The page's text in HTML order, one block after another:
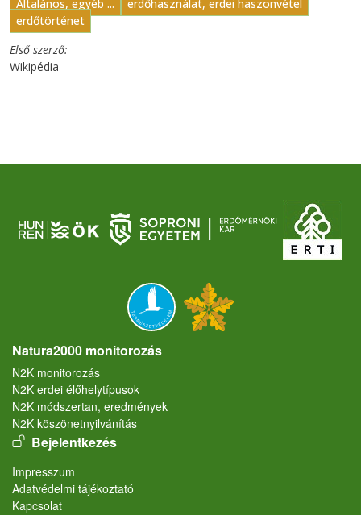
Általános, egyéb ...
erdőhasználat, erdei haszonvétel
erdőtörténet
Első szerző
Wikipédia
Natura2000 monitorozás
N2K monitorozás
N2K erdei élőhelytípusok
N2K módszertan, eredmények
N2K köszönetnyilvánítás
User account menu
Bejelentkezés
Lábléc
Impresszum
Adatvédelmi tájékoztató
Kapcsolat